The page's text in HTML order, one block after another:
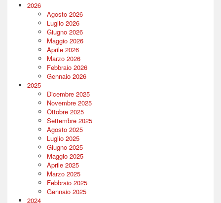
2026
Agosto 2026
Luglio 2026
Giugno 2026
Maggio 2026
Aprile 2026
Marzo 2026
Febbraio 2026
Gennaio 2026
2025
Dicembre 2025
Novembre 2025
Ottobre 2025
Settembre 2025
Agosto 2025
Luglio 2025
Giugno 2025
Maggio 2025
Aprile 2025
Marzo 2025
Febbraio 2025
Gennaio 2025
2024